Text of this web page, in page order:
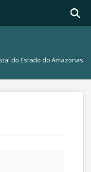
do Estado do Amazonas